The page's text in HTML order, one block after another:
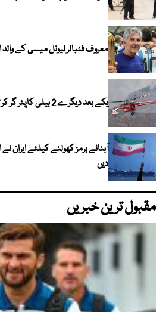
معروف فٹبالر لیونل میسی کے والد
یکے بعد دیگرے 2 ہیلی کاپٹر گر کر تباہ؛ متعدد ہلاکتیں
دیں
مقبول ترین خبریں